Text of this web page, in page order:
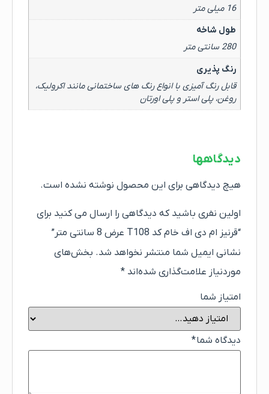
16 میلی متر
طول شاخه
280 سانتی متر
رنگ پذیری
قابل رنگ آمیزی با انواع رنگ های ساختمانی مانند اکرولیک،
روغن، پلی استر و پلی اورتان
دیدگاهها
هیچ دیدگاهی برای این محصول نوشته نشده است.
اولین نفری باشید که دیدگاهی را ارسال می کنید برای
“قرنیز ام دی اف خام کد T108 عرض 8 سانتی متر”
نشانی ایمیل شما منتشر نخواهد شد. بخش‌های
موردنیاز علامت‌گذاری شده‌اند *
امتیاز شما
دیدگاه شما*